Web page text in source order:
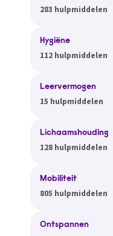
283 hulpmiddelen
Hygiëne
112 hulpmiddelen
Leervermogen
15 hulpmiddelen
Lichaamshouding
128 hulpmiddelen
Mobiliteit
805 hulpmiddelen
Ontspannen